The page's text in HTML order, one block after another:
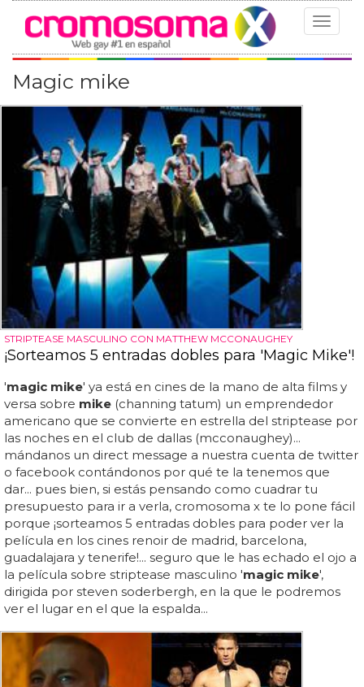
Toggle
Magic mike
STRIPTEASE MASCULINO CON MATTHEW MCCONAUGHEY
¡Sorteamos 5 entradas dobles para 'Magic Mike'!
'magic mike' ya está en cines de la mano de alta films y
versa sobre mike (channing tatum) un emprendedor
americano que se convierte en estrella del striptease por
las noches en el club de dallas (mcconaughey)...
mándanos un direct message a nuestra cuenta de twitter
o facebook contándonos por qué te la tenemos que
dar... pues bien, si estás pensando como cuadrar tu
presupuesto para ir a verla, cromosoma x te lo pone fácil
porque ¡sorteamos 5 entradas dobles para poder ver la
película en los cines renoir de madrid, barcelona,
guadalajara y tenerife!... seguro que le has echado el ojo a
la película sobre striptease masculino 'magic mike',
dirigida por steven soderbergh, en la que le podremos
ver el lugar en el que la espalda...